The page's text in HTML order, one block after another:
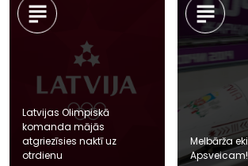
Latvijas Olimpiskā
komanda mājās
atgriezīsies naktī uz
otrdienu
Melbārža